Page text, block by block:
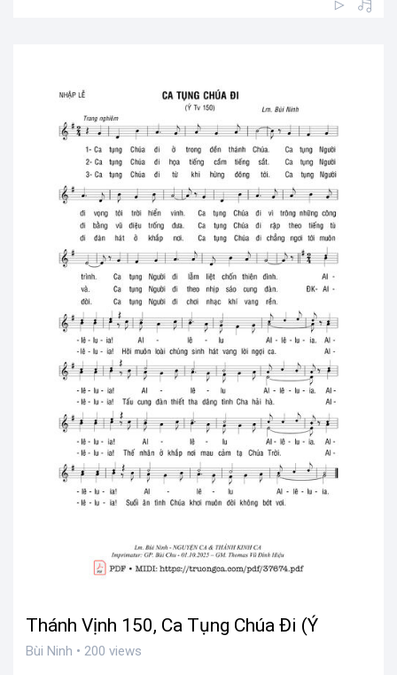
Thánh Vịnh 150, Ca Tụng Chúa Đi (Ý
Bùi Ninh • 200 views